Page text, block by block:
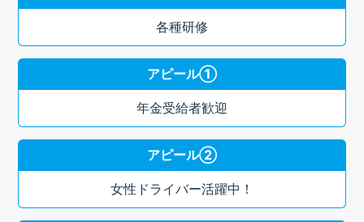
各種研修
アピール①
年金受給者歓迎
アピール②
女性ドライバー活躍中！